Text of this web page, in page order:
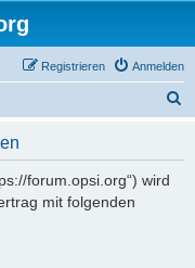
Anmelden
Registrieren
forum.opsi.org“) wird
mit folgenden